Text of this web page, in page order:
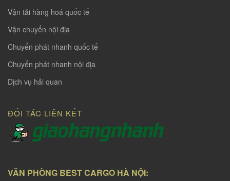
Vận tải hàng hoá quốc tế
Vận chuyển nội địa
Chuyển phát nhanh quốc tế
Chuyển phát nhanh nội địa
Dịch vụ hải quan
ĐỐI TÁC LIÊN KẾT
VĂN PHÒNG BEST CARGO HÀ NỘI: